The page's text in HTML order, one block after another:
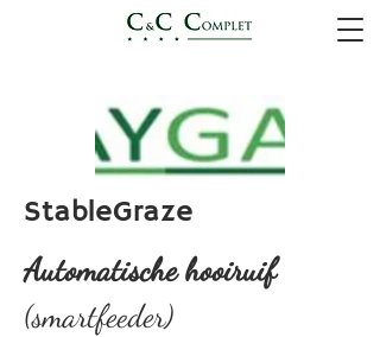
StableGraze
Automatische hooiruif
(smartfeeder)